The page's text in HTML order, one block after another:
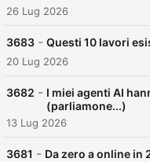
26 Lug 2026
3683 - Questi 10 lavori
20 Lug 2026
3682 - I miei agenti AI
(parliamone...)
13 Lug 2026
3681 - Da zero a online in